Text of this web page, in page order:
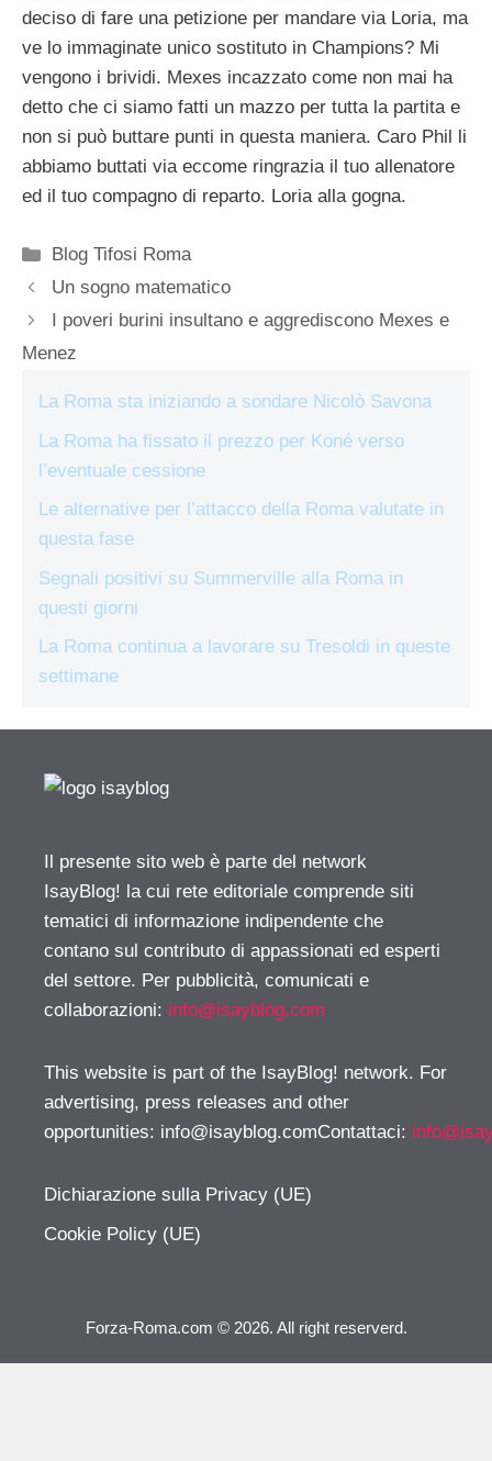
deciso di fare una petizione per mandare via Loria, ma
ve lo immaginate unico sostituto in Champions? Mi
vengono i brividi. Mexes incazzato come non mai ha
detto che ci siamo fatti un mazzo per tutta la partita e
non si può buttare punti in questa maniera. Caro Phil li
abbiamo buttati via eccome ringrazia il tuo allenatore
ed il tuo compagno di reparto. Loria alla gogna.
Categorie
Blog Tifosi Roma
Un sogno matematico
I poveri burini insultano e aggrediscono Mexes e
Menez
La Roma sta iniziando a sondare Nicolò Savona
La Roma ha fissato il prezzo per Koné verso
l’eventuale cessione
Le alternative per l’attacco della Roma valutate in
questa fase
Segnali positivi su Summerville alla Roma in
questi giorni
La Roma continua a lavorare su Tresoldi in queste
settimane
Il presente sito web è parte del network
IsayBlog! la cui rete editoriale comprende siti
tematici di informazione indipendente che
contano sul contributo di appassionati ed esperti
del settore. Per pubblicità, comunicati e
collaborazioni: info@isayblog.com
This website is part of the IsayBlog! network. For
advertising, press releases and other
opportunities: info@isayblog.comContattaci:
Dichiarazione sulla Privacy (UE)
Cookie Policy (UE)
Forza-Roma.com © 2026. All right reserverd.